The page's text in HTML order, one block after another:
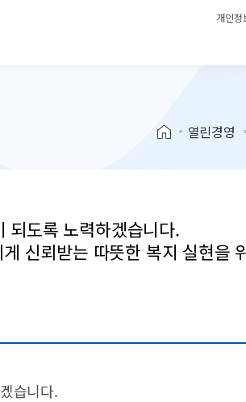
개인정
열린경영
되도록 노력하겠습니다.
신뢰받는 따뜻한 복지 실현을
습니다.